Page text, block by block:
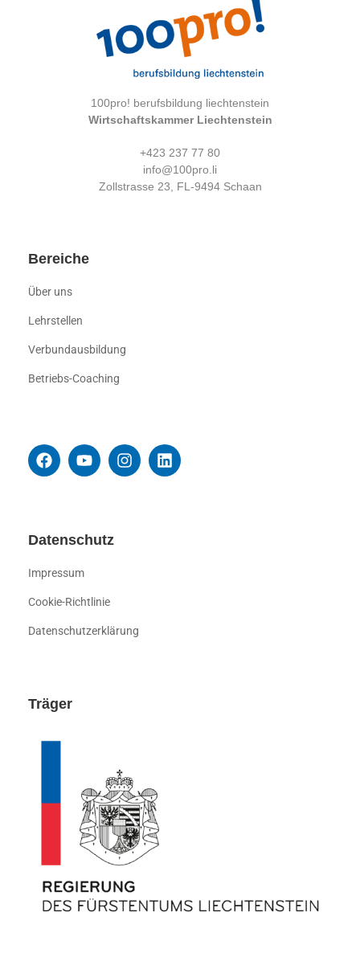
100pro! berufsbildung liechtenstein
Wirtschaftskammer Liechtenstein
+423 237 77 80
info@100pro.li
Zollstrasse 23, FL-9494 Schaan
Bereiche
Über uns
Lehrstellen
Verbundausbildung
Betriebs-Coaching
Datenschutz
Impressum
Cookie-Richtlinie
Datenschutzerklärung
Träger